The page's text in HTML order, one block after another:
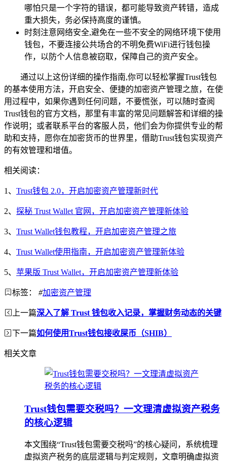
哪怕只是一个字符的错误，都可能导致资产转错，造成
重大损失，务必保持高度的谨慎。
时刻注意网络安全,避免在一些不安全的网络环境下使用
钱包，不要连接公共场合的不明免费WiFi进行钱包操
作，以防个人信息被窃取，保障自己的资产安全。
通过以上这份详细的操作指南,你可以轻松掌握Trust钱包
的基本使用方法，开启安全、便捷的加密资产管理之旅，在使
用过程中，如果你遇到任何问题，不要慌张，可以随时查阅
Trust钱包的官方文档，那里有丰富的常见问题解答和详细的操
作说明；或者联系平台的客服人员，他们会为你提供专业的帮
助和支持，愿你在加密货币的世界里，借助Trust钱包实现资产
的有效管理和增值。
相关阅读：
1、 Trust钱包 2.0，开启加密资产管理新时代
2、 探秘 Trust Wallet 官网，开启加密资产管理新体验
3、 Trust Wallet钱包教程，开启加密资产管理之旅
4、 Trust Wallet使用指南，开启加密资产管理新体验
5、 苹果版 Trust Wallet，开启加密资产管理新体验
标签： #加密资产管理
上一篇深入了解 Trust 钱包收入记录，掌握财务动态的关键
下一篇如何使用Trust钱包接收屎币（SHIB）
相关文章
Trust钱包需要交税吗？一文理清虚拟资产税务
的核心逻辑
本文围绕“Trust钱包需要交税吗”的核心疑问，系统梳理
虚拟资产税务的底层逻辑与判定规则，文章明确虚拟资